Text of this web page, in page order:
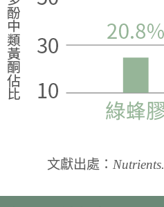
文獻出處： Nutrients.